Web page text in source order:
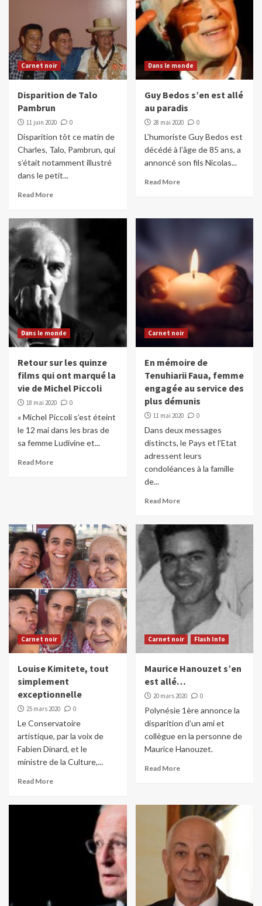
Carnet noir
Disparition de Talo
Pambrun
11 juin 2020 0
Disparition tôt ce matin de
Charles, Talo, Pambrun, qui
s’était notamment illustré
dans le petit...
Read More
Dans le monde
Guy Bedos s’en est allé
au paradis
28 mai 2020 0
L’humoriste Guy Bedos est
décédé à l’âge de 85 ans, a
annoncé son fils Nicolas...
Read More
Dans le monde
Retour sur les quinze
films qui ont marqué la
vie de Michel Piccoli
18 mai 2020 0
« Michel Piccoli s’est éteint
le 12 mai dans les bras de
sa femme Ludivine et...
Read More
Carnet noir
En mémoire de
Tenuhiarii Faua, femme
engagée au service des
plus démunis
11 mai 2020 0
Dans deux messages
distincts, le Pays et l’Etat
adressent leurs
condoléances à la famille
de...
Read More
Carnet noir
Louise Kimitete, tout
simplement
exceptionnelle
25 mars 2020 0
Le Conservatoire
artistique, par la voix de
Fabien Dinard, et le
ministre de la Culture,...
Read More
Carnet noir Flash Info
Maurice Hanouzet s’en
est allé…
20 mars 2020 0
Polynésie 1ère annonce la
disparition d’un ami et
collègue en la personne de
Maurice Hanouzet.
Read More